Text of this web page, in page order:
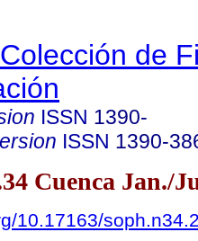
de
ISSN 1390-
ISSN 1390-
Cuenca Jan./
10.17163/